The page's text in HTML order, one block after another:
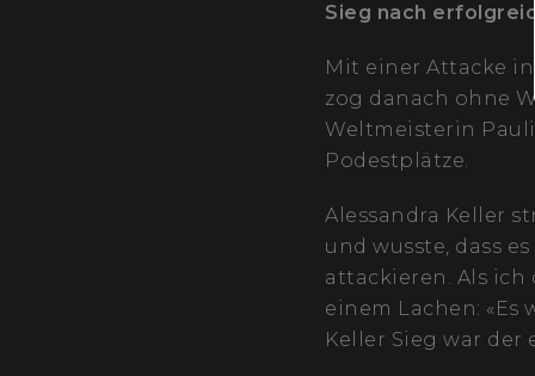
Sieg nach
Mit einer Attacke
zog danach ohne
Weltmeisterin
Podestplätze.
Alessandra Keller
und wusste, dass
attackieren. Als ich
einem Lachen: «Es
Keller Sieg war der